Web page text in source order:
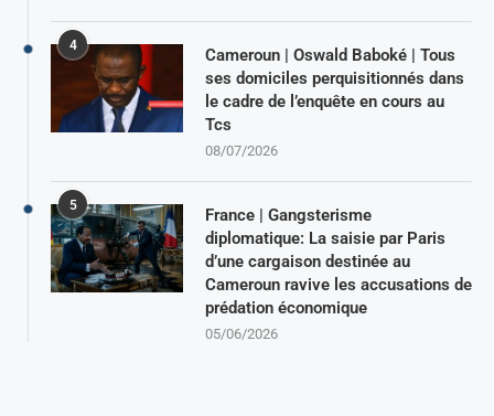
4
Cameroun | Oswald Baboké | Tous
ses domiciles perquisitionnés dans
le cadre de l’enquête en cours au
Tcs
08/07/2026
5
France | Gangsterisme
diplomatique: La saisie par Paris
d’une cargaison destinée au
Cameroun ravive les accusations de
prédation économique
05/06/2026